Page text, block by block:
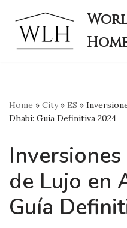
Skip
to
Home » City» ES »
Dhabi: Guía Definitiva 2024
de Lujo en
Guía